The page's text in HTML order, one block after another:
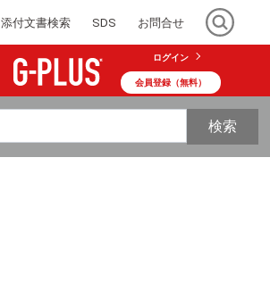
添付文書検索 SDS お問合せ
ログイン
会員登録（無料）
検索